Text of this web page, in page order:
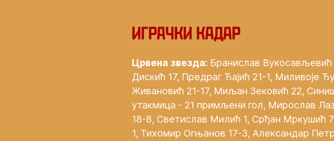
Играчки кадар
Црвена звезда: Бранислав
Дискић 17, Предраг Ђајић 21-1, Миливоје
Живановић 21-17, Миљан Зековић 22,
утакмица - 21 примљени гол, Мирослав
18-8, Светислав Милић 1, Срђан Мркушић
1, Тихомир Огњанов 17-3, Александар